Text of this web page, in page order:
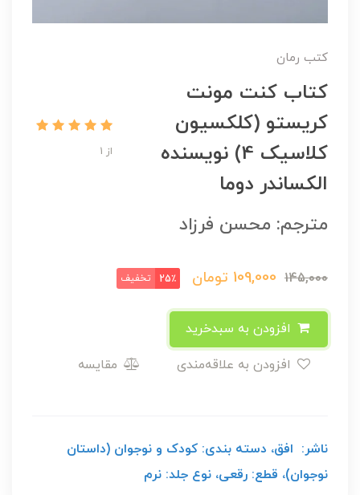
کتب رمان
کتاب کنت مونت
کریستو (کلکسیون
کلاسیک 4) نویسنده
الکساندر دوما
از 1
مترجم: محسن فرزاد
145,000
109,000 تومان 25٪ تخفیف
مقایسه
ناشر: افق، دسته بندی: کودک و نوجوان (داستان
نوجوان)، قطع: رقعی، نوع جلد: نرم